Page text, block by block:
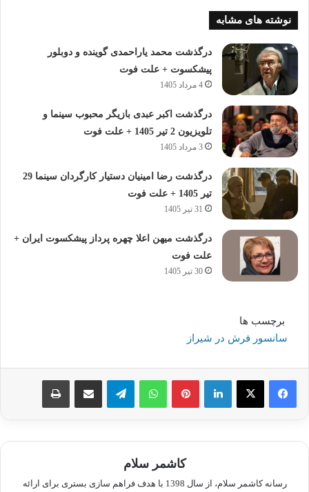
نوشته های مشابه
درگذشت محمد یاراحمدی گوینده و دوبلور
پیشکسوت + علت فوت
4 مرداد 1405
درگذشت اکبر عبدی بازیگر محبوب سینما و
تلویزیون 2 تیر 1405 + علت فوت
3 مرداد 1405
درگذشت رضا امینیان دستیار کارگردان سینما 29
تیر 1405 + علت فوت
31 تیر 1405
درگذشت میهن اعلا چهره پرداز پیشکسوت ایران +
علت فوت
30 تیر 1405
برچسب ها
سانسور فرش در شیراز
لینکدین پینترستواتس آپ تلگرام اشتراک گذاری از طریق ایمیل چاپ
کاشمر سلام
رسانه کاشمر سلام، از سال 1398 با هدف فراهم سازی بستری برای ارائه